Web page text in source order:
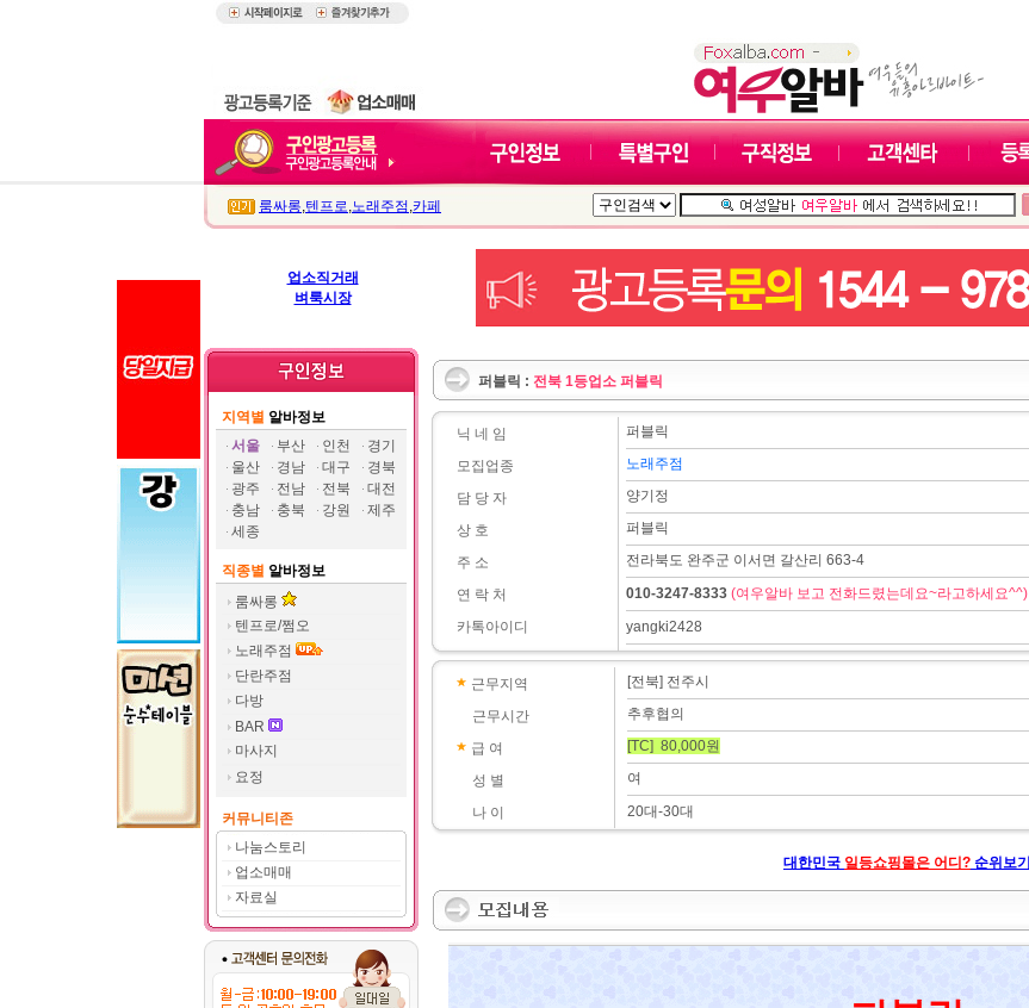
룸싸롱,텐프로,노래주점 ,카페
업소직거래
벼룩시장
지역별 알바정보
서울
부산 인천
경기
울산
경남 대구
경북
광주
전남 전북
대전
충남
충북 강원
제주
세종
직종별 알바정보
룸싸롱
텐프로/쩜오
노래주점
단란주점
다방
BAR
마사지
요정
커뮤니티존
나눔스토리
업소매매
자료실
퍼블릭 : 전북 1등업소 퍼블릭
닉 네 임
모집업종
담 당 자
상 호
주 소
연 락 처
카톡아이디
퍼블릭
노래주점
양기정
퍼블릭
전라북도 완주군 이서면 갈산리 663-4
010-3247-8333 (여우알바 보고 전화드렸는데요~라고하세요^^)
yangki2428
근무지역
근무시간
급 여
성 별
나 이
[전북] 전주시
추후협의
[TC] 80,000원
여
20대-30대
대한민국 일등쇼핑몰은 어디? 순위보기